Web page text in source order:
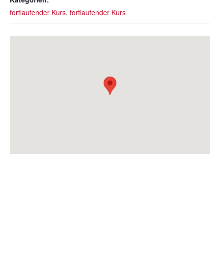
fortlaufender Kurs, fortlaufender Kurs